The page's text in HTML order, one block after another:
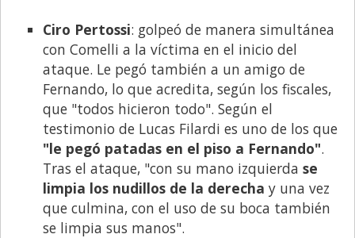
Ciro Pertossi: golpeó de manera simultánea
con Comelli a la víctima en el inicio del
ataque. Le pegó también a un amigo de
Fernando, lo que acredita, según los fiscales,
que "todos hicieron todo". Según el
testimonio de Lucas Filardi es uno de los que
"le pegó patadas en el piso a Fernando".
Tras el ataque, "con su mano izquierda se
limpia los nudillos de la derechay una vez
que culmina, con el uso de su boca también
se limpia sus manos".